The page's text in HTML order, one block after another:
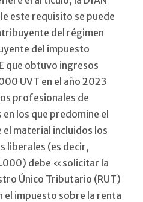
este requisito se puede
del régimen
del impuesto
que obtuvo ingresos
UVT en el año 2023
profesionales de
los que predomine el
material incluidos los
liberales (es decir,
debe «solicitar la
Único Tributario (RUT)
el impuesto sobre la renta